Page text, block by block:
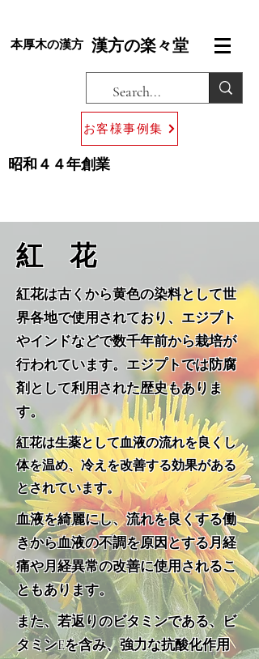
本厚木の漢方 漢方の楽々堂
お客様事例集
昭和４４年創業
​紅 花
紅花は古くから黄色の染料として世
界各地で使用されており、エジプト
やインドなどで数千年前から栽培が
行われています。エジプトでは防腐
剤として利用された歴史もありま
す。
紅花は生薬として血液の流れを良くし
体を温め、冷えを改善する効果がある
とされています。
血液を綺麗にし、流れを良くする働
きから血液の不調を原因とする月経
痛や月経異常の改善に使用されるこ
ともあります。
また、若返りのビタミンである、ビ
タミンEを含み、強力な抗酸化作用